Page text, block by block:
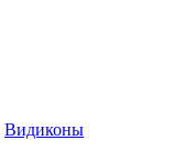
Видиконы